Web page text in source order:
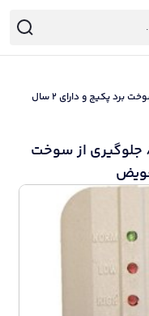
/ محافظ برق پکیجی ارت دار کارینو / جلوگیری از سوخت برد پکیج و دارای 2 سال
جلوگیری از سوخت